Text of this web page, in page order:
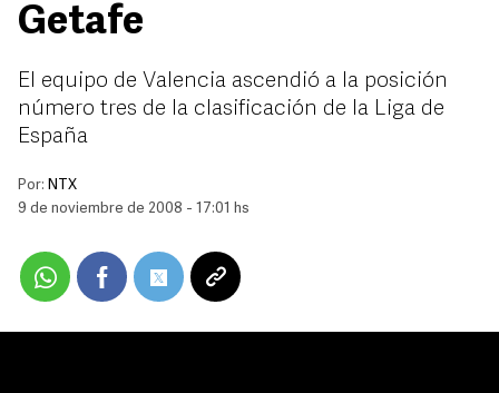
Getafe
El equipo de Valencia ascendió a la posición
número tres de la clasificación de la Liga de
España
Por: NTX
9 de noviembre de 2008 - 17:01 hs